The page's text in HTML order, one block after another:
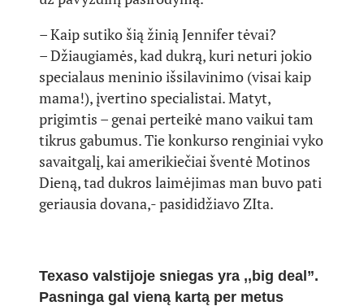
– Kaip sutiko šią žinią Jennifer tėvai?
– Džiaugiamės, kad dukrą, kuri neturi jokio
specialaus meninio išsilavinimo (visai kaip
mama!), įvertino specialistai. Matyt,
prigimtis – genai perteikė mano vaikui tam
tikrus gabumus. Tie konkurso renginiai vyko
savaitgalį, kai amerikiečiai šventė Motinos
Dieną, tad dukros laimėjimas man buvo pati
geriausia dovana,- pasididžiavo ZIta.
Texaso valstijoje sniegas yra ,,big deal”.
Pasninga gal vieną kartą per metus